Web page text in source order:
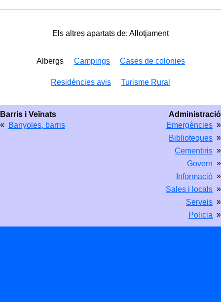
Els altres apartats de: Allotjament
Albergs Campings Cases de colonies
Residències avis Turisme Rural
Administració
Emergències »
Biblioteques »
Cementiris »
Govern »
Informació »
Sales i locals »
Serveis »
Policia »
Barris i Veïnats
« Banyoles, barris